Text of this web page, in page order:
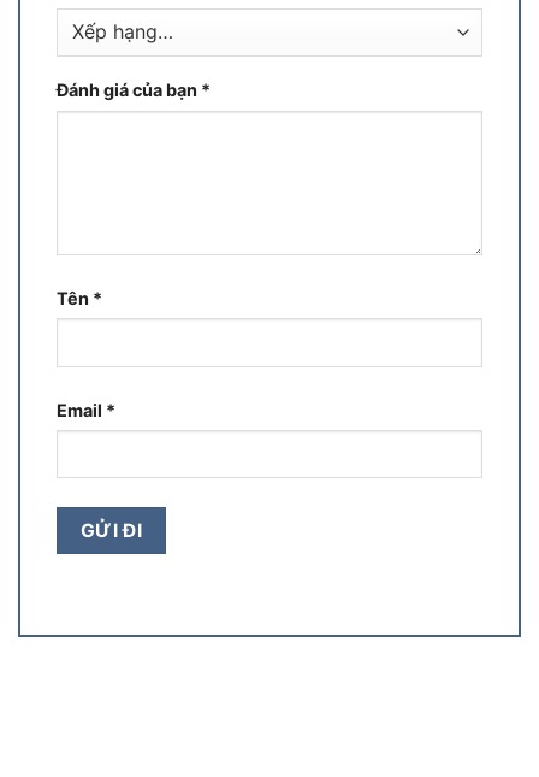
Đánh giá của bạn *
Tên *
Email *